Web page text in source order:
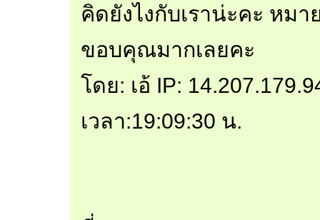
คิดยังไงกับเราน่ะคะ หมา
ขอบคุณมากเลยคะ
โดย: เอ้ IP:
เวลา:19:09:30 น.